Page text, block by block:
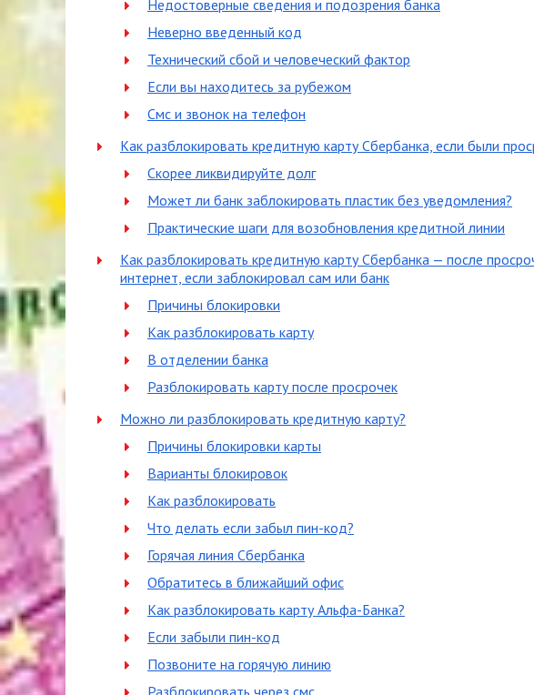
Недостоверные сведения и подозрения банка
Неверно введенный код
Технический сбой и человеческий фактор
Если вы находитесь за рубежом
Смс и звонок на телефон
Как разблокировать кредитную карту Сбербанка, если были
Скорее ликвидируйте долг
Может ли банк заблокировать пластик без уведомления?
Практические шаги для возобновления кредитной линии
Как разблокировать кредитную карту Сбербанка — после
интернет, если заблокировал сам или банк
Причины блокировки
Как разблокировать карту
В отделении банка
Разблокировать карту после просрочек
Можно ли разблокировать кредитную карту?
Причины блокировки карты
Варианты блокировок
Как разблокировать
Что делать если забыл пин-код?
Горячая линия Сбербанка
Обратитесь в ближайший офис
Как разблокировать карту Альфа-Банка?
Если забыли пин-код
Позвоните на горячую линию
Разблокировать через смс